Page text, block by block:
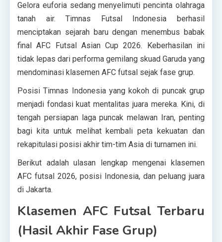
Gelora euforia sedang menyelimuti pencinta olahraga
tanah air. Timnas Futsal Indonesia berhasil
menciptakan sejarah baru dengan menembus babak
final AFC Futsal Asian Cup 2026. Keberhasilan ini
tidak lepas dari performa gemilang skuad Garuda yang
mendominasi klasemen AFC futsal sejak fase grup.
Posisi Timnas Indonesia yang kokoh di puncak grup
menjadi fondasi kuat mentalitas juara mereka. Kini, di
tengah persiapan laga puncak melawan Iran, penting
bagi kita untuk melihat kembali peta kekuatan dan
rekapitulasi posisi akhir tim-tim Asia di turnamen ini.
Berikut adalah ulasan lengkap mengenai klasemen
AFC futsal 2026, posisi Indonesia, dan peluang juara
di Jakarta.
Klasemen AFC Futsal Terbaru
(Hasil Akhir Fase Grup)